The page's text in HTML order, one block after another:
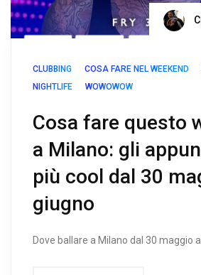
CLUBBING COSA FARE NEL WEEKEND
NIGHTLIFE
WOWOWOW
Cosa fare questo
a Milano: gli
più cool dal 30
giugno
Dove ballare a Milano dal 30 maggio